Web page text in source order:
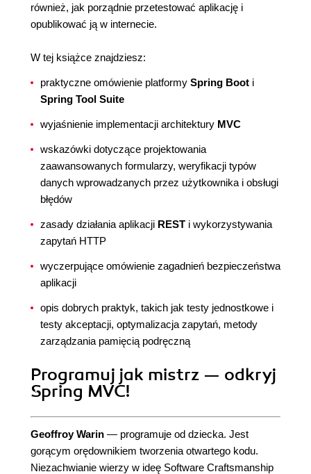
również, jak porządnie przetestować aplikację i
opublikować ją w internecie.
W tej książce znajdziesz:
praktyczne omówienie platformy Spring Boot i
Spring Tool Suite
wyjaśnienie implementacji architektury MVC
wskazówki dotyczące projektowania
zaawansowanych formularzy, weryfikacji typów
danych wprowadzanych przez użytkownika i obsługi
błędów
zasady działania aplikacji REST i wykorzystywania
zapytań HTTP
wyczerpujące omówienie zagadnień bezpieczeństwa
aplikacji
opis dobrych praktyk, takich jak testy jednostkowe i
testy akceptacji, optymalizacja zapytań, metody
zarządzania pamięcią podręczną
Programuj jak mistrz — odkryj
Spring MVC!
Geoffroy Warin — programuje od dziecka. Jest
gorącym orędownikiem tworzenia otwartego kodu.
Niezachwianie wierzy w ideę Software Craftsmanship